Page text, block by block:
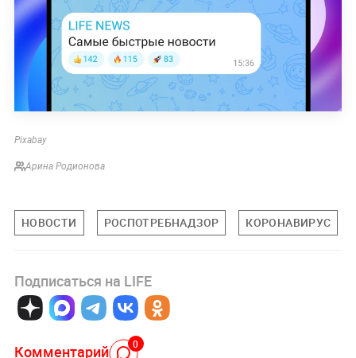
Pixabay
Арина Родионова
НОВОСТИ РОСПОТРЕБНАДЗОР КОРОНАВИРУС
Подписаться на LIFE
Комментарий 0